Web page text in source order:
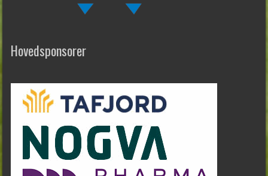
Hovedsponsorer